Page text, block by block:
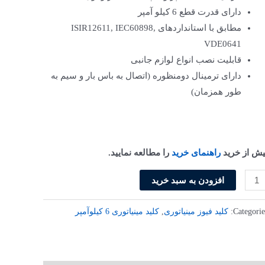
دارای قدرت قطع 6 کیلو آمپر
مطابق با استانداردهای ISIR12611, IEC60898,
VDE0641
قابلیت نصب انواع لوازم جانبی
دارای ترمینال دومنظوره (اتصال به باس بار و سیم به
طور همزمان)
از خرید راهنمای خرید را مطالعه نمایید.
افزودن به سبد خرید
کلید فیوز مینیاتوری کلید مینیاتوری 6 کیلو‌آمپر